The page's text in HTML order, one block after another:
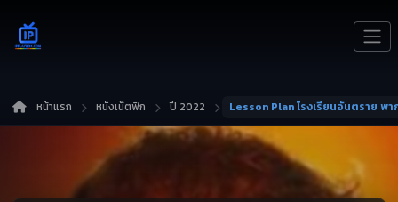
หน้าแรก หนังเน็ตฟิก ปี 2022 Lesson Plan โรงเรียนอันตราย พา